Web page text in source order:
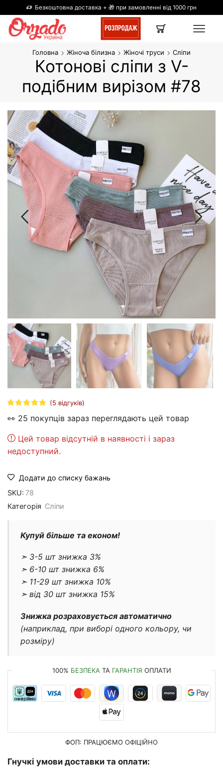
Безкоштовна доставка + 🎁 при замовленні від 1000 грн
Головна Жіноча білизна Жіночі труси Cліпи
Котонові сліпи з V-
подібним вирізом #78
(5 відгуків)
👀 25 покупців зараз переглядають цей товар
Цей товар відсутній в наявності і зараз
недоступний.
Додати до списку бажань
SKU: 78
Категорія Cліпи
Купуй більше та економ!
➣ 3-5 шт знижка 3%
➣ 6-10 шт знижка 6%
➣ 11-29 шт знижка 10%
➣ від 30 шт знижка 15%
Знижка розраховується автоматично
(наприклад, при виборі одного кольору, чи
розміру)
100% БЕЗПЕКАТА ГАРАНТІЯ ОПЛАТИ
ФОП: ПРАЦЮЄМО ОФІЦІЙНО
Гнучкі умови доставки та оплати: